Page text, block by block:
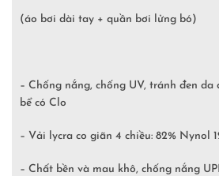
(áo bơi dài tay + quần bơi lửng bó)
– Chống nắng, chống UV, tránh đen da
bể có Clo
– Vải lycra co giãn 4 chiều: 82% Nynol
– Chất bền và mau khô, chống nắng